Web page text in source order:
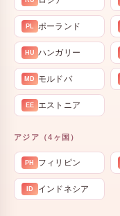
PL ポーランド
HU ハンガリー
MD モルドバ
EE エストニア
アジア（4ヶ国）
PH フィリピン
ID インドネシア